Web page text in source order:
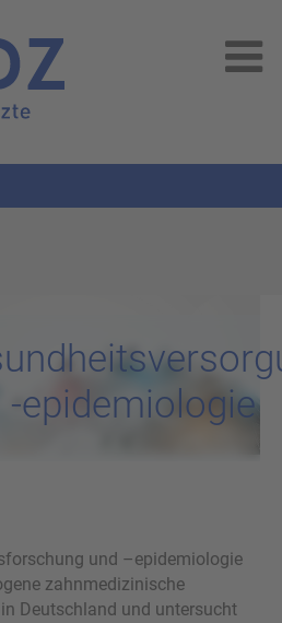
-epidemiologie
und –epidemiologie
zahnmedizinische
Deutschland und untersucht